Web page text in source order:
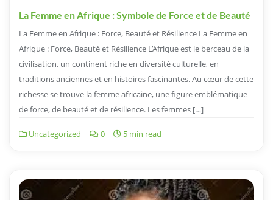
La Femme en Afrique : Symbole de Force et de Beauté
La Femme en Afrique : Force, Beauté et Résilience La Femme en
Afrique : Force, Beauté et Résilience L’Afrique est le berceau de la
civilisation, un continent riche en diversité culturelle, en
traditions anciennes et en histoires fascinantes. Au cœur de cette
richesse se trouve la femme africaine, une figure emblématique
de force, de beauté et de résilience. Les femmes […]
Uncategorized 0 5 min read